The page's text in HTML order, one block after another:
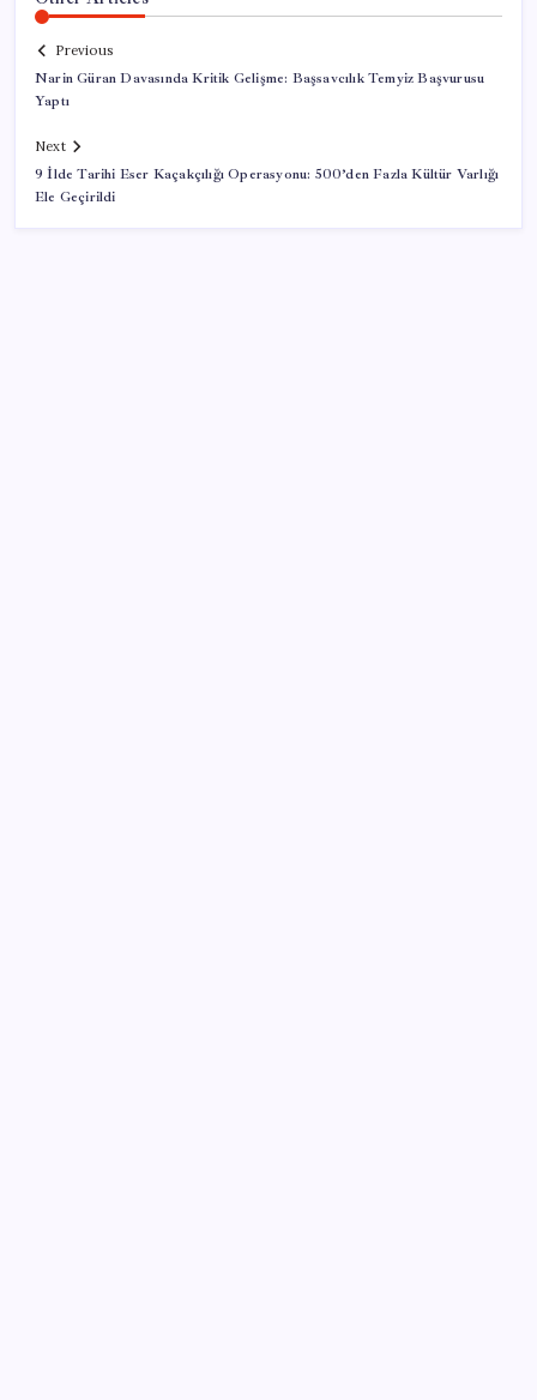
Previous
Narin Güran Davasında Kritik Gelişme: Başsavcılık Temyiz Başvurusu
Yaptı
Next
9 İlde Tarihi Eser Kaçakçılığı Operasyonu: 500’den Fazla Kültür Varlığı
Ele Geçirildi